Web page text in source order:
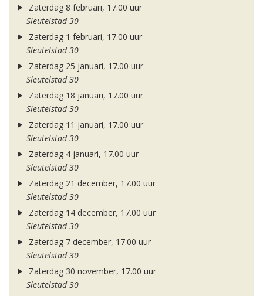
Zaterdag 8 februari, 17.00 uur
Sleutelstad 30
Zaterdag 1 februari, 17.00 uur
Sleutelstad 30
Zaterdag 25 januari, 17.00 uur
Sleutelstad 30
Zaterdag 18 januari, 17.00 uur
Sleutelstad 30
Zaterdag 11 januari, 17.00 uur
Sleutelstad 30
Zaterdag 4 januari, 17.00 uur
Sleutelstad 30
Zaterdag 21 december, 17.00 uur
Sleutelstad 30
Zaterdag 14 december, 17.00 uur
Sleutelstad 30
Zaterdag 7 december, 17.00 uur
Sleutelstad 30
Zaterdag 30 november, 17.00 uur
Sleutelstad 30